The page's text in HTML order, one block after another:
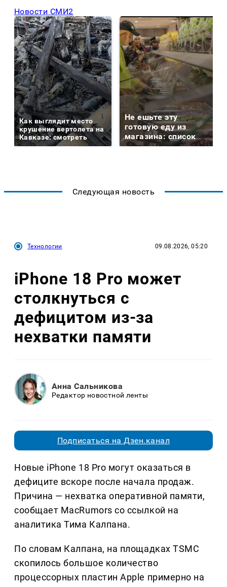
Новости СМИ2
Как выглядит место
крушение вертолета на
Кавказе: смотреть
Не ешьте эту
готовую еду из
магазина: список
Следующая новость
Технологии 09.08.2026, 05:20
iPhone 18 Pro может
столкнуться с
дефицитом из-за
нехватки памяти
Анна Сальникова
Редактор новостной ленты
Подписаться на Дзен.канал
Новые iPhone 18 Pro могут оказаться в
дефиците вскоре после начала продаж.
Причина — нехватка оперативной памяти,
сообщает MacRumors со ссылкой на
аналитика Тима Калпана.
По словам Калпана, на площадках TSMC
скопилось большое количество
процессорных пластин Apple примерно на